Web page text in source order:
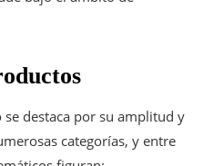
se destaca por su amplitud y
categorías, y entre